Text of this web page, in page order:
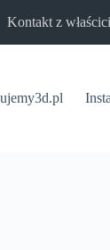
Kontakt z